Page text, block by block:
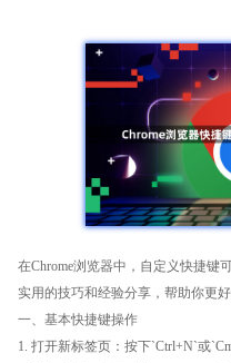
在Chrome浏览器中，自定义快捷键
实用的技巧和经验分享，帮助你更好
一、基本快捷键操作
1. 打开新标签页：按下`Ctrl+N`或